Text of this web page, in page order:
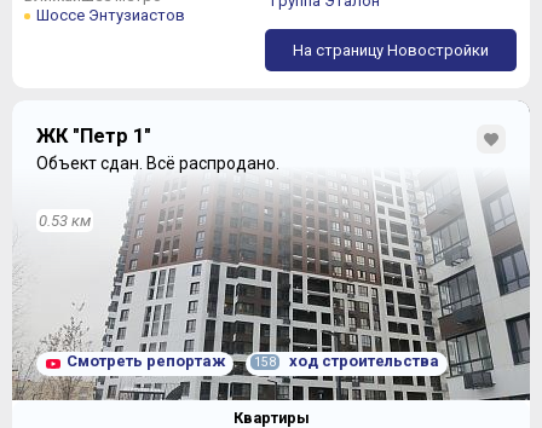
Шоссе Энтузиастов
На страницу Новостройки
ЖК "Петр 1"
Объект сдан. Всё распродано.
0.53 км
Смотреть репортаж 158 ход строительства
Квартиры